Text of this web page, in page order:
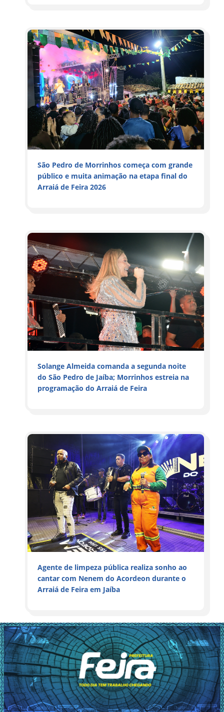
São Pedro de Morrinhos começa com grande
público e muita animação na etapa final do
Arraiá de Feira 2026
Solange Almeida comanda a segunda noite
do São Pedro de Jaíba; Morrinhos estreia na
programação do Arraiá de Feira
Agente de limpeza pública realiza sonho ao
cantar com Nenem do Acordeon durante o
Arraiá de Feira em Jaíba